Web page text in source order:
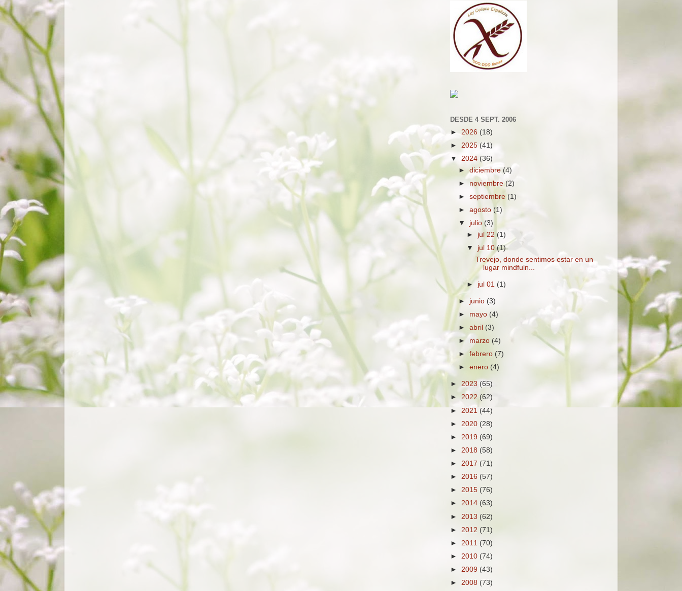
DESDE 4 SEPT. 2006
► 2026 (18)
► 2025 (41)
▼ 2024 (36)
►diciembre(4)
► noviembre(2)
►septiembre (1)
►agosto (1)
▼ julio(3)
► jul 22 (1)
▼ jul 10(1)
Trevejo, donde sentimos estar en un
lugar mindfuln...
► jul 01 (1)
► junio (3)
► mayo(4)
►abril (3)
► marzo (4)
►febrero (7)
►enero (4)
► 2023 (65)
► 2022 (62)
► 2021 (44)
► 2020 (28)
► 2019 (69)
► 2018 (58)
► 2017 (71)
► 2016 (57)
► 2015 (76)
► 2014 (63)
► 2013 (62)
► 2012 (71)
► 2011 (70)
► 2010 (74)
► 2009 (43)
► 2008 (73)